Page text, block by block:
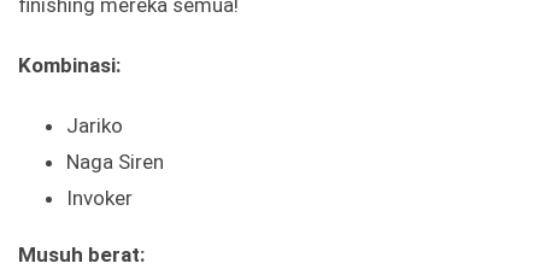
finishing mereka semua!
Kombinasi:
Jariko
Naga Siren
Invoker
Musuh berat: